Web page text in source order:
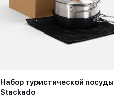
Набор туристической посуды
Stackado